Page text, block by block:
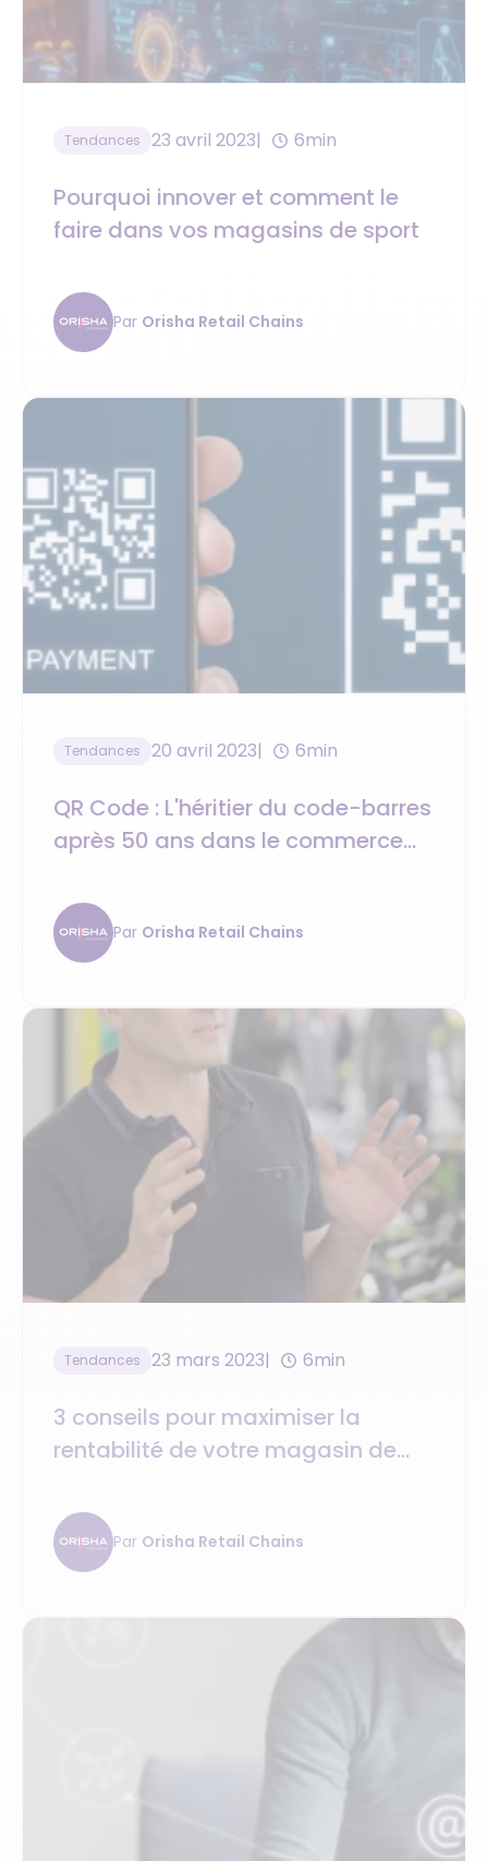
Tendances 23 avril 2023 6min
Pourquoi innover et comment le
faire dans vos magasins de sport
Par Orisha Retail Chains
Tendances 20 avril 2023 6min
QR Code : L'héritier du code-barres
après 50 ans dans le commerce
Par Orisha Retail Chains
Tendances 23 mars 2023 6min
3 conseils pour maximiser la
rentabilité de votre magasin de
Par Orisha Retail Chains